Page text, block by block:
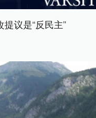
议是“反民主”